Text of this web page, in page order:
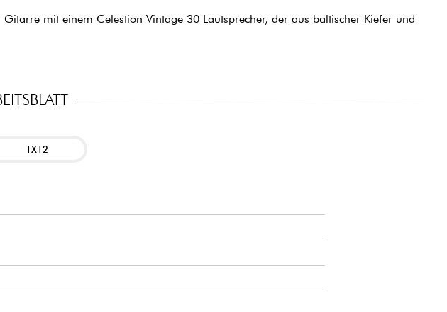
mit einem Celestion Vintage 30 Lautsprecher, der aus baltischer Kiefer und
1X12